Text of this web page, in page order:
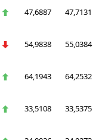
47,6887 47,7131
54,9838 55,0384
64,1943 64,2532
33,5108 33,5375